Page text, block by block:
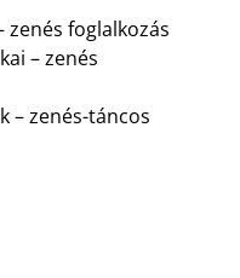
zenés foglalkozás
– zenés
– zenés-táncos